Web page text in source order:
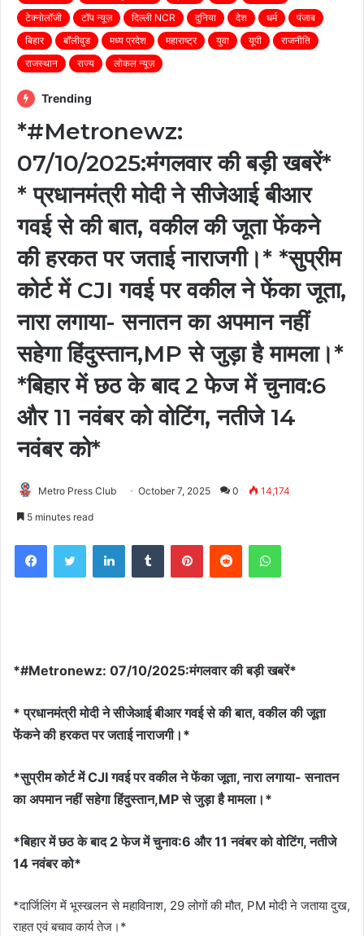
टेक्नोलॉजी
टॉप न्यूज़ दिल्ली NCR दुनिया देश धर्म
पंजाब
बिहार
बॉलीवुड मध्य प्रदेश महाराष्ट्र युवा यूपी
राजनीति
राजस्थान
राज्य लोकल न्यूज़
Trending
*#Metronewz:
07/10/2025:मंगलवार की बड़ी खबरें*
* प्रधानमंत्री मोदी ने सीजेआई बीआर
गवई से की बात, वकील की जूता फेंकने
की हरकत पर जताई नाराजगी।* *सुप्रीम
कोर्ट में CJI गवई पर वकील ने फेंका जूता,
नारा लगाया- सनातन का अपमान नहीं
सहेगा हिंदुस्तान,MP से जुड़ा है मामला।*
*बिहार में छठ के बाद 2 फेज में चुनाव:6
और 11 नवंबर को वोटिंग, नतीजे 14
नवंबर को*
Metro Press Club October 7, 2025 0 14,174
5 minutes read
FacebookTwitter LinkedInTumblr PinterestReddit WhatsApp
*#Metronewz: 07/10/2025:मंगलवार की बड़ी खबरें*
* प्रधानमंत्री मोदी ने सीजेआई बीआर गवई से की बात, वकील की जूता
फेंकने की हरकत पर जताई नाराजगी।*
*सुप्रीम कोर्ट में CJI गवई पर वकील ने फेंका जूता, नारा लगाया- सनातन
का अपमान नहीं सहेगा हिंदुस्तान,MP से जुड़ा है मामला।*
*बिहार में छठ के बाद 2 फेज में चुनाव:6 और 11 नवंबर को वोटिंग, नतीजे
14 नवंबर को*
*दार्जिलिंग में भूस्खलन से महाविनाश, 29 लोगों की मौत, PM मोदी ने जताया दुख,
राहत एवं बचाव कार्य तेज।*